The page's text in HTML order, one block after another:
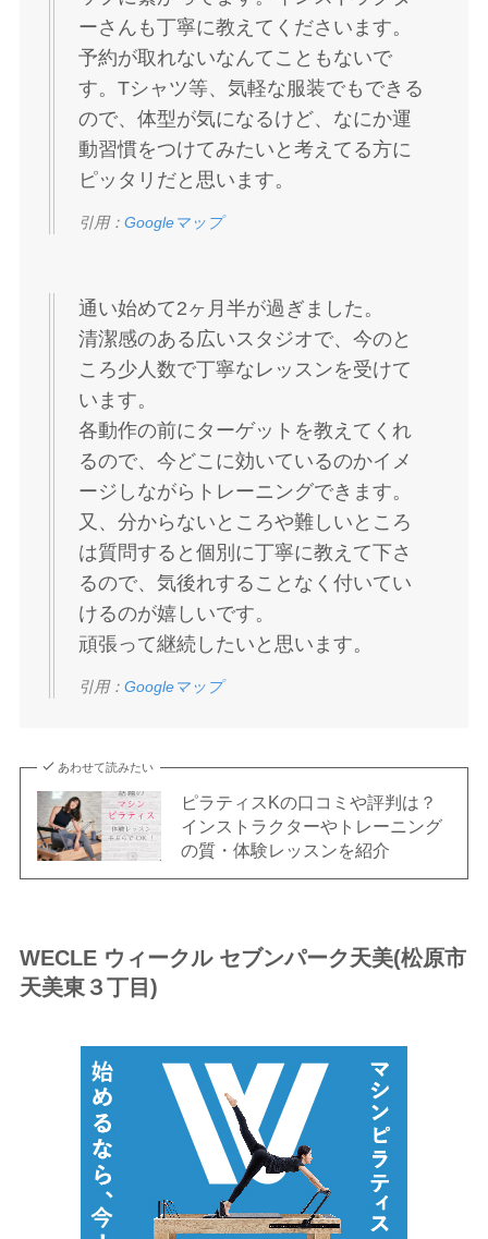
ーさんも丁寧に教えてくださいます。
予約が取れないなんてこともないで
す。Tシャツ等、気軽な服装でもできる
ので、体型が気になるけど、なにか運
動習慣をつけてみたいと考えてる方に
ピッタリだと思います。
引用： Googleマップ
通い始めて2ヶ月半が過ぎました。
清潔感のある広いスタジオで、今のと
ころ少人数で丁寧なレッスンを受けて
います。
各動作の前にターゲットを教えてくれ
るので、今どこに効いているのかイメ
ージしながらトレーニングできます。
又、分からないところや難しいところ
は質問すると個別に丁寧に教えて下さ
るので、気後れすることなく付いてい
けるのが嬉しいです。
頑張って継続したいと思います。
引用： Googleマップ
あわせて読みたい
ピラティスKの口コミや評判は？
インストラクターやトレーニング
の質・体験レッスンを紹介
WECLE ウィークル セブンパーク天美(松原市
天美東３丁目)